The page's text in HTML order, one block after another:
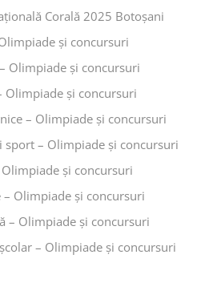
Corală 2025 Botoșani
și concursuri
Olimpiade și concursuri
Olimpiade și concursuri
– Olimpiade și concursuri
sport – Olimpiade și concursuri
Olimpiade și concursuri
– Olimpiade și concursuri
– Olimpiade și concursuri
– Olimpiade și concursuri